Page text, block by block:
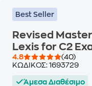
Best Seller
Revised
Lexis for C2
4.8
(40)
ΚΩΔΙΚΟΣ: 1693729
Άμεσα Διαθέσιμο